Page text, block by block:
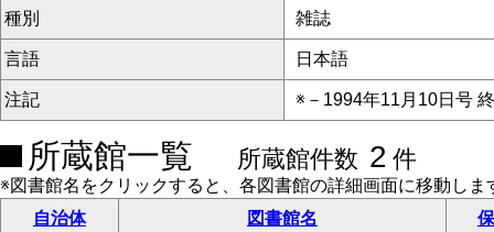
種別 雑誌
言語 日本語
注記 ※－1994年11月10日号
所蔵館一覧 所蔵館件数 2 件
※図書館名をクリックすると、各図書館の詳細画面に移動しま
自治体
図書館名